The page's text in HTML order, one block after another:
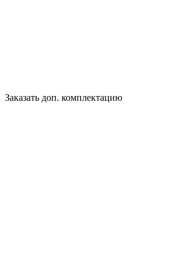
Заказать доп. комплектацию